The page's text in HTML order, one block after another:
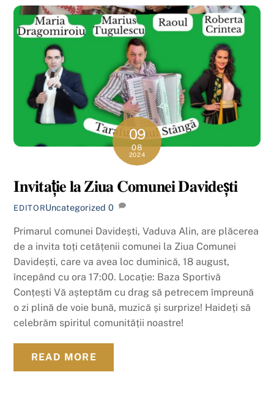
09
08
2024
𝐈𝐧𝐯𝐢𝐭𝐚ț𝐢𝐞 𝐥𝐚 𝐙𝐢𝐮𝐚 𝐂𝐨𝐦𝐮𝐧𝐞𝐢 𝐃𝐚𝐯𝐢𝐝𝐞ș𝐭𝐢
EDITORUncategorized 0
Primarul comunei Davidești, Vaduva Alin, are plăcerea
de a invita toți cetățenii comunei la Ziua Comunei
Davidești, care va avea loc duminică, 18 august,
începând cu ora 17:00. Locație: Baza Sportivă
Conțești Vă așteptăm cu drag să petrecem împreună
o zi plină de voie bună, muzică și surprize! Haideți să
celebrăm spiritul comunității noastre!
READ MORE